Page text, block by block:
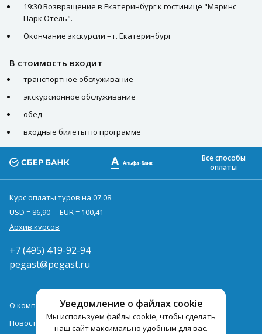
19:30 Возвращение в Екатеринбург к гостинице "Маринс
Парк Отель".
Окончание экскурсии – г. Екатеринбург
В стоимость входит
транспортное обслуживание
экскурсионное обслуживание
обед
входные билеты по программе
Уведомление о файлах cookie
Мы используем файлы cookie, чтобы сделать
наш сайт максимально удобным для вас.
Все способы
оплаты
Курс оплаты туров на 07.08
USD = 86,90
EUR = 100,41
Архив курсов
+7 (495) 419-92-94
pegast@pegast.ru
О компании
Новости